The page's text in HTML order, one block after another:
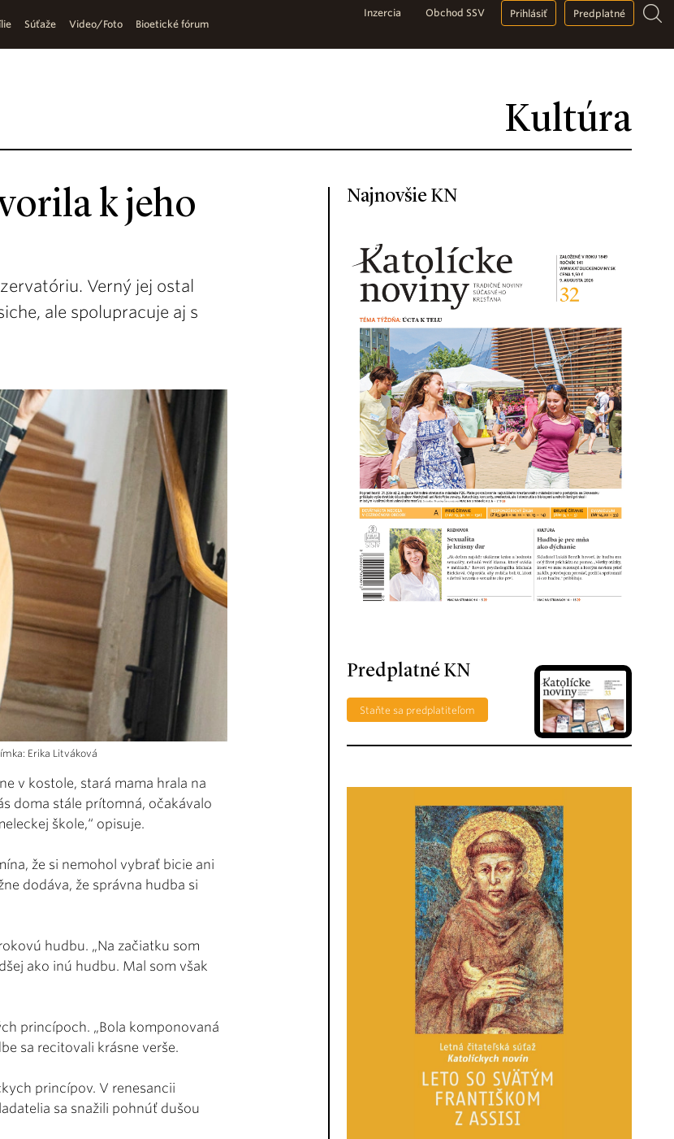
Kultúra
Súťaže Video/Foto Bioetické fórum
Inzercia Obchod SSV Prihlásiť Predplatné
k jeho
Verný jej ostal
ale spolupracuje aj s
Erika Litváková
v kostole, stará mama hrala na
doma stále prítomná, očakávalo
škole,“ opisuje.
že si nemohol vybrať bicie ani
dodáva, že správna hudba si
hudbu. „Na začiatku som
ako inú hudbu. Mal som však
princípoch. „Bola komponovaná
sa recitovali krásne verše.
princípov. V renesancii
sa snažili pohnúť dušou
Najnovšie KN
Predplatné KN
Staňte sa predplatiteľom